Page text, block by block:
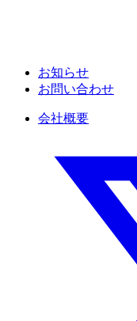
お知らせ
お問い合わせ
会社概要